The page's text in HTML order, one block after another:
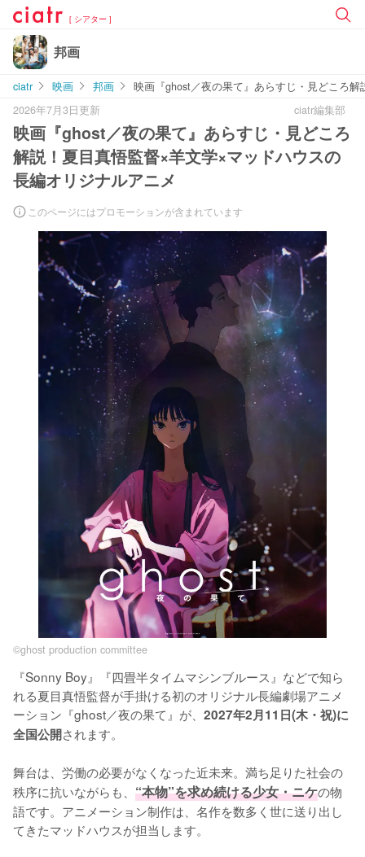
[ シアター ]
邦画
ciatr 映画 邦画
映画『ghost／夜の果て』あらすじ・見どころ
2026年7月3日更新
ciatr編集部
映画『ghost／夜の果て』あらすじ・見どころ
解説！夏目真悟監督×羊文学×マッドハウスの
長編オリジナルアニメ
このページにはプロモーションが含まれています
©ghost production committee
『Sonny Boy』『四畳半タイムマシンブルース』などで知ら
れる夏目真悟監督が手掛ける初のオリジナル長編劇場アニメ
ーション『ghost／夜の果て』が、 2027年2月11日(木・祝)に
全国公開されます。
舞台は、労働の必要がなくなった近未来。満ち足りた社会の
秩序に抗いながらも、 “本物”を求め続ける少女・ニケの物
語です。アニメーション制作は、名作を数多く世に送り出し
てきたマッドハウスが担当します。